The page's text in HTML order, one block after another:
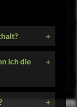
+
ich die
+
+